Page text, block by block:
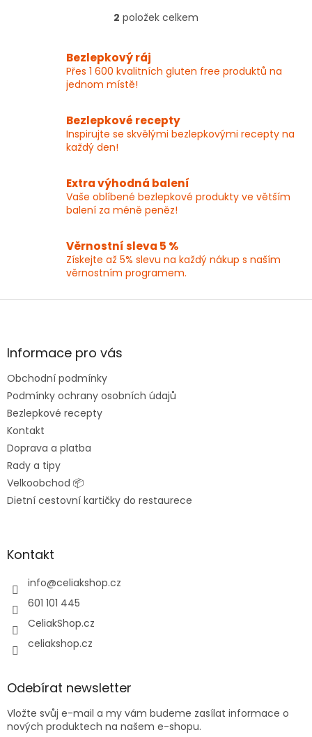
O
á
d
í
p
r
y
v
ý
s
u
2 položek celkem
Bezlepkový ráj
Přes 1 600 kvalitních gluten free produktů na
jednom místě!
Bezlepkové recepty
Inspirujte se skvělými bezlepkovými recepty na
každý den!
Extra výhodná balení
Vaše oblíbené bezlepkové produkty ve větším
balení za méně peněz!
Věrnostní sleva 5 %
Získejte až 5% slevu na každý nákup s naším
věrnostním programem.
Z
aInformace pro vás
Obchodní podmínky
Podmínky ochrany osobních údajů
Bezlepkové recepty
Kontakt
Doprava a platba
Rady a tipy
Velkoobchod 📦
Dietní cestovní kartičky do restaurece
Kontakt
info@celiakshop.cz
601 101 445
CeliakShop.cz
celiakshop.cz
Odebírat newsletter
Vložte svůj e-mail a my vám budeme zasílat informace o
nových produktech na našem e-shopu.